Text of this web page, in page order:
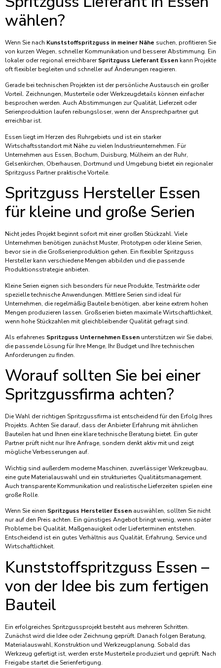
wählen?
Wenn Sie nach Kunststoffspritzguss in meiner Nähe suchen, profitieren Sie
von kurzen Wegen, schneller Kommunikation und besserer Abstimmung. Ein
lokaler oder regional erreichbarerSpritzguss Lieferant Essen kann Projekte
oft flexibler begleiten und schneller auf Änderungen reagieren.
Gerade bei technischen Projekten ist der persönliche Austausch ein großer
Vorteil. Zeichnungen, Musterteile oder Werkzeugdetails können einfacher
besprochen werden. Auch Abstimmungen zur Qualität, Lieferzeit oder
Serienproduktion laufen reibungsloser, wenn der Ansprechpartner gut
erreichbar ist.
Essen liegt im Herzen des Ruhrgebiets und ist ein starker
Wirtschaftsstandort mit Nähe zu vielen Industrieunternehmen. Für
Unternehmen aus Essen, Bochum, Duisburg, Mülheim an der Ruhr,
Gelsenkirchen, Oberhausen, Dortmund und Umgebung bietet ein regionaler
Spritzguss Partner praktische Vorteile.
Spritzguss Hersteller Essen
für kleine und große Serien
Nicht jedes Projekt beginnt sofort mit einer großen Stückzahl. Viele
Unternehmen benötigen zunächst Muster, Prototypen oder kleine Serien,
bevor sie in die Großserienproduktion gehen. Ein flexibler Spritzguss
Hersteller kann verschiedene Mengen abbilden und die passende
Produktionsstrategie anbieten.
Kleine Serien eignen sich besonders für neue Produkte, Testmärkte oder
spezielle technische Anwendungen. Mittlere Serien sind ideal für
Unternehmen, die regelmäßig Bauteile benötigen, aber keine extrem hohen
Mengen produzieren lassen. Großserien bieten maximale Wirtschaftlichkeit,
wenn hohe Stückzahlen mit gleichbleibender Qualität gefragt sind.
Als erfahrenes Spritzguss Unternehmen Essen unterstützen wir Sie dabei,
die passende Lösung für Ihre Menge, Ihr Budget und Ihre technischen
Anforderungen zu finden.
Worauf sollten Sie bei einer
Spritzgussfirma achten?
Die Wahl der richtigen Spritzgussfirma ist entscheidend für den Erfolg Ihres
Projekts. Achten Sie darauf, dass der Anbieter Erfahrung mit ähnlichen
Bauteilen hat und Ihnen eine klare technische Beratung bietet. Ein guter
Partner prüft nicht nur Ihre Anfrage, sondern denkt aktiv mit und zeigt
mögliche Verbesserungen auf.
Wichtig sind außerdem moderne Maschinen, zuverlässiger Werkzeugbau,
eine gute Materialauswahl und ein strukturiertes Qualitätsmanagement.
Auch transparente Kommunikation und realistische Lieferzeiten spielen eine
große Rolle.
Wenn Sie einen Spritzguss Hersteller Essen auswählen, sollten Sie nicht
nur auf den Preis achten. Ein günstiges Angebot bringt wenig, wenn später
Probleme bei Qualität, Maßgenauigkeit oder Lieferterminen entstehen.
Entscheidend ist ein gutes Verhältnis aus Qualität, Erfahrung, Service und
Wirtschaftlichkeit.
Kunststoffspritzguss Essen –
von der Idee bis zum fertigen
Bauteil
Ein erfolgreiches Spritzgussprojekt besteht aus mehreren Schritten.
Zunächst wird die Idee oder Zeichnung geprüft. Danach folgen Beratung,
Materialauswahl, Konstruktion und Werkzeugplanung. Sobald das
Werkzeug gefertigt ist, werden erste Musterteile produziert und geprüft. Nach
Freigabe startet die Serienfertigung.